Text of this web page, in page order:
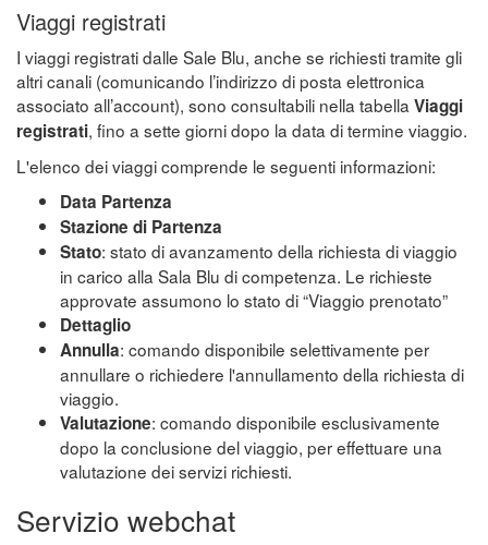
Viaggi registrati
I viaggi registrati dalle Sale Blu, anche se richiesti tramite gli
altri canali (comunicando l’indirizzo di posta elettronica
associato all’account), sono consultabili nella tabella Viaggi
registrati, fino a sette giorni dopo la data di termine viaggio.
L'elenco dei viaggi comprende le seguenti informazioni:
Data Partenza
Stazione di Partenza
Stato: stato di avanzamento della richiesta di viaggio
in carico alla Sala Blu di competenza. Le richieste
approvate assumono lo stato di “Viaggio prenotato”
Dettaglio
Annulla: comando disponibile selettivamente per
annullare o richiedere l'annullamento della richiesta di
viaggio.
Valutazione: comando disponibile esclusivamente
dopo la conclusione del viaggio, per effettuare una
valutazione dei servizi richiesti.
Servizio webchat